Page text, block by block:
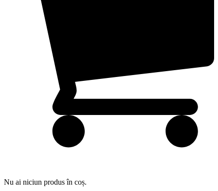
Nu ai niciun produs în coș.